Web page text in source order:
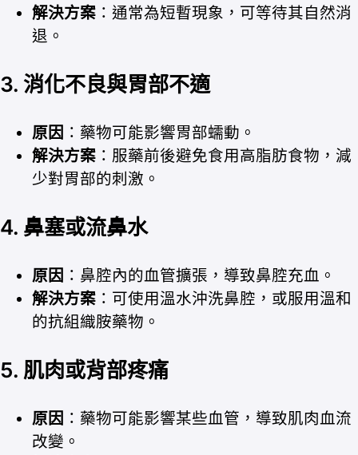
解決方案 ：通常為短暫現象，可等待其自然消
退。
3. 消化不良與胃部不適
原因 ：藥物可能影響胃部蠕動。
解決方案 ：服藥前後避免食用高脂肪食物，減
少對胃部的刺激。
4. 鼻塞或流鼻水
原因 ：鼻腔內的血管擴張，導致鼻腔充血。
解決方案 ：可使用溫水沖洗鼻腔，或服用溫和
的抗組織胺藥物。
5. 肌肉或背部疼痛
原因 ：藥物可能影響某些血管，導致肌肉血流
改變。